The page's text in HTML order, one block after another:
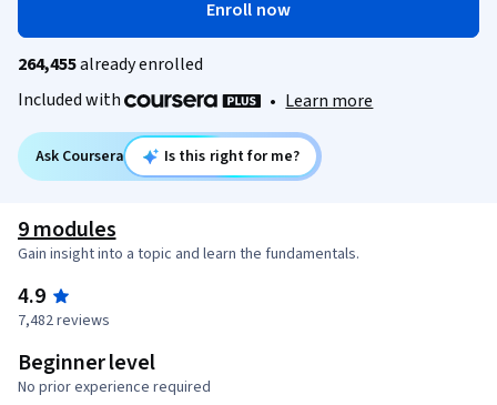
Enroll now
264,455already enrolled
Included with
• Learn more
Ask Coursera Is this right for me?
9 modules
Gain insight into a topic and learn the fundamentals.
4.9
7,482 reviews
Beginner level
No prior experience required